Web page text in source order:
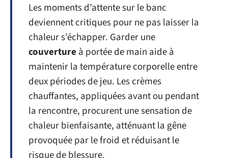
Les moments d’attente sur le banc
deviennent critiques pour ne pas laisser la
chaleur s’échapper. Garder une
couverture à portée de main aide à
maintenir la température corporelle entre
deux périodes de jeu. Les crèmes
chauffantes, appliquées avant ou pendant
la rencontre, procurent une sensation de
chaleur bienfaisante, atténuant la gêne
provoquée par le froid et réduisant le
risque de blessure.